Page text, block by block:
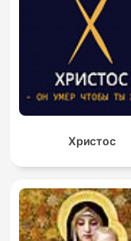
Христос